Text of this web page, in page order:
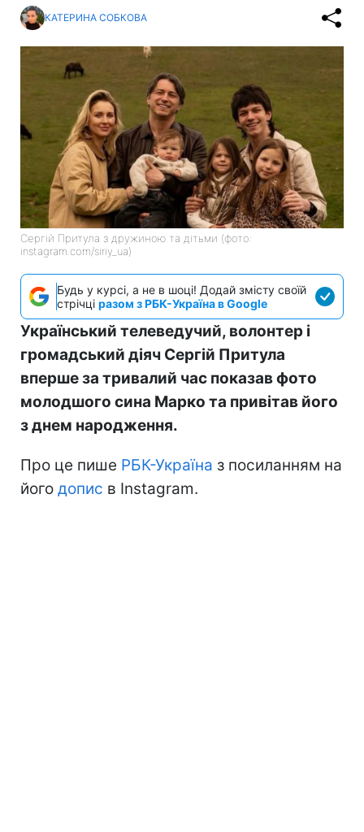
КАТЕРИНА СОБКОВА
Сергій Притула з дружиною та дітьми (фото:
instagram.com/siriy_ua)
Будь у курсі, а не в шоці! Додай змісту своїй
стрічці разом з РБК-Україна в Google
Український телеведучий, волонтер і
громадський діяч Сергій Притула
вперше за тривалий час показав фото
молодшого сина Марко та привітав його
з днем народження.
Про це пише РБК-Україна з посиланням на
його допис в Instagram.